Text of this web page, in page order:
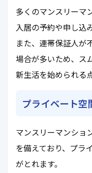
多くのマンスリーマ
入居の予約や申し
また、連帯保証人が
場合が多いため、ス
新生活を始められる
プライベート空
マンスリーマンショ
を備えており、プラ
がとれます。